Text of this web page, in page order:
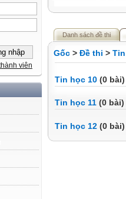
viên
Danh sách đề thi
Gốc > Đề thi >
Tin học 10 (0 bài)
Tin học 11 (0 bài)
Tin học 12 (0 bài)